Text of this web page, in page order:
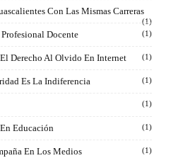
Con Las Mismas Carreras
(1)
Docente (1)
Derecho Al Olvido En Internet (1)
Es La Indiferencia (1)
(1)
Educación (1)
En Los Medios (1)